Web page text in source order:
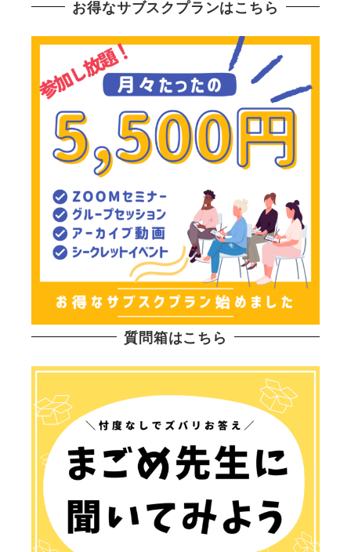
お得なサブスクプランはこちら
質問箱はこちら